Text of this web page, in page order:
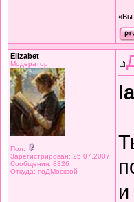
«Вы
Elizabet
Модератор
Пол:
Зарегистрирован: 25.07.2007
Сообщения: 8326
Откуда: поДМосквой